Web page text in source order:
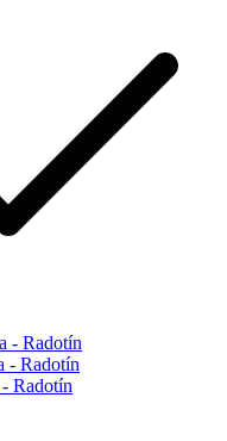
- Radotín
- Radotín
Radotín